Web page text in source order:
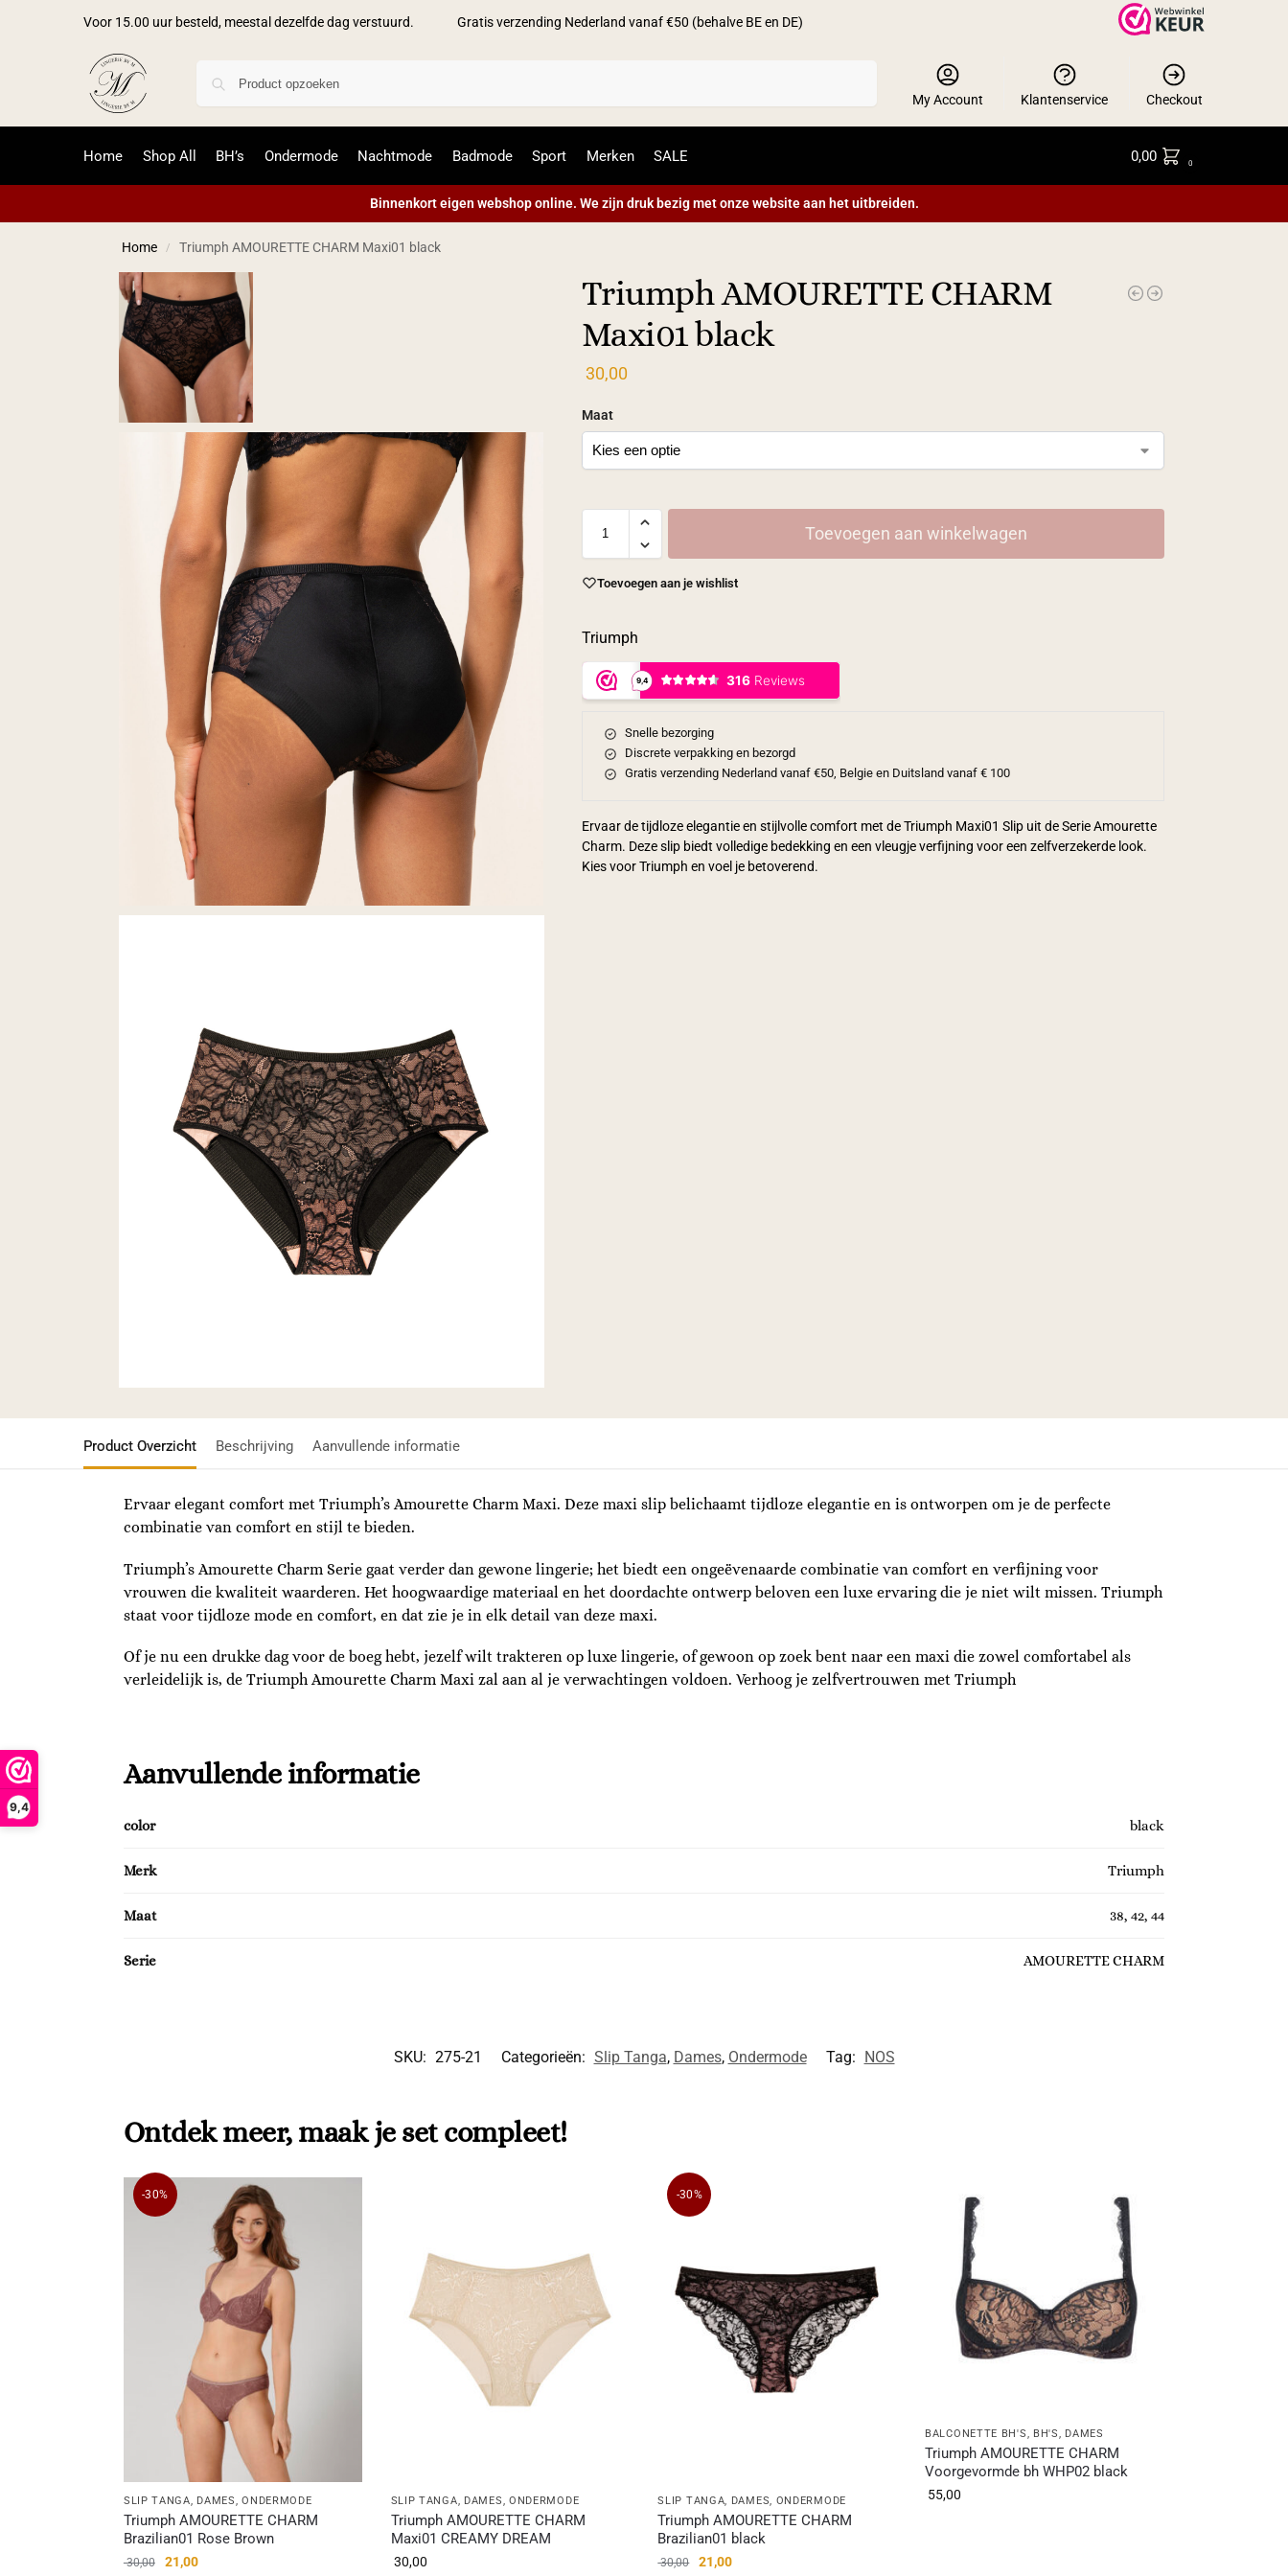
9,4
Voor 15.00 uur besteld, meestal dezelfde dag verstuurd. Gratis verzending Nederland vanaf €50 (behalve BE en DE)
My Account Klantenservice Checkout
Home Shop All BH’s Ondermode Nachtmode Badmode Sport Merken SALE 0,00 0
Binnenkort eigen webshop online. We zijn druk bezig met onze website aan het uitbreiden.
Home / Triumph AMOURETTE CHARM Maxi01 black
Triumph AMOURETTE CHARM
Maxi01 black
30,00
Maat
Toevoegen aan winkelwagen
Toevoegen aan je wishlist
Triumph
Snelle bezorging
Discrete verpakking en bezorgd
Gratis verzending Nederland vanaf €50, Belgie en Duitsland vanaf € 100
Ervaar de tijdloze elegantie en stijlvolle comfort met de Triumph Maxi01 Slip uit de Serie Amourette
Charm. Deze slip biedt volledige bedekking en een vleugje verfijning voor een zelfverzekerde look.
Kies voor Triumph en voel je betoverend.
Product Overzicht Beschrijving Aanvullende informatie
Ervaar elegant comfort met Triumph’s Amourette Charm Maxi. Deze maxi slip belichaamt tijdloze elegantie en is ontworpen om je de perfecte
combinatie van comfort en stijl te bieden.
Triumph’s Amourette Charm Serie gaat verder dan gewone lingerie; het biedt een ongeëvenaarde combinatie van comfort en verfijning voor
vrouwen die kwaliteit waarderen. Het hoogwaardige materiaal en het doordachte ontwerp beloven een luxe ervaring die je niet wilt missen. Triumph
staat voor tijdloze mode en comfort, en dat zie je in elk detail van deze maxi.
Of je nu een drukke dag voor de boeg hebt, jezelf wilt trakteren op luxe lingerie, of gewoon op zoek bent naar een maxi die zowel comfortabel als
verleidelijk is, de Triumph Amourette Charm Maxi zal aan al je verwachtingen voldoen. Verhoog je zelfvertrouwen met Triumph
Aanvullende informatie
color black
Merk Triumph
Maat 38, 42, 44
Serie AMOURETTE CHARM
SKU: 275-21 Categorieën: Slip Tanga, Dames, Ondermode Tag: NOS
Ontdek meer, maak je set compleet!
-30%
SLIP TANGA, DAMES,ONDERMODE
Triumph AMOURETTE CHARM
Brazilian01 Rose Brown
30,00 21,00
SLIP TANGA, DAMES, ONDERMODE
Triumph AMOURETTE CHARM
Maxi01 CREAMY DREAM
30,00
-30%
SLIP TANGA, DAMES, ONDERMODE
Triumph AMOURETTE CHARM
Brazilian01 black
30,00 21,00
BALCONETTE BH'S, BH'S, DAMES
Triumph AMOURETTE CHARM
Voorgevormde bh WHP02 black
55,00